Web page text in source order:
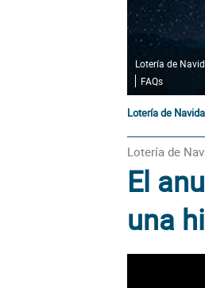
Lotería de
FAQs
Lotería de
Lotería de
El
una